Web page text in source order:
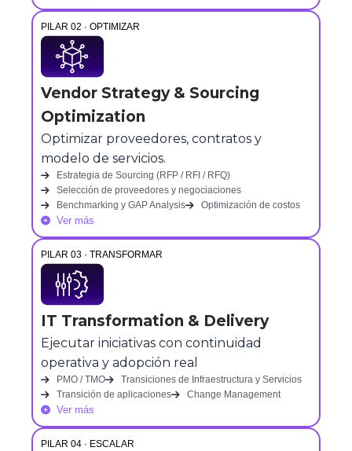
PILAR 02 · OPTIMIZAR
Vendor Strategy & Sourcing
Optimization
Optimizar proveedores, contratos y
modelo de servicios.
Estrategia de Sourcing (RFP / RFI / RFQ)
Selección de proveedores y negociaciones
Benchmarking y GAP Analysis
Optimización de costos
Ver más
PILAR 03 · TRANSFORMAR
IT Transformation & Delivery
Ejecutar iniciativas con continuidad
operativa y adopción real
PMO / TMO
Transiciones de Infraestructura y Servicios
Transición de aplicaciones
Change Management
Ver más
PILAR 04 · ESCALAR